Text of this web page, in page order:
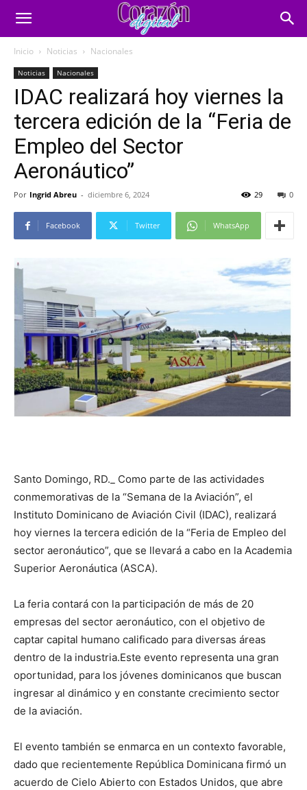
Inicio Noticias Nacionales
Noticias Nacionales
IDAC realizará hoy viernes la
tercera edición de la “Feria de
Empleo del Sector
Aeronáutico”
Por Ingrid Abreu - diciembre 6, 2024 0
29
Facebook Twitter WhatsApp
Santo Domingo, RD._ Como parte de las actividades
conmemorativas de la “Semana de la Aviación”, el
Instituto Dominicano de Aviación Civil (IDAC), realizará
hoy viernes la tercera edición de la “Feria de Empleo del
sector aeronáutico”, que se llevará a cabo en la Academia
Superior Aeronáutica (ASCA).
La feria contará con la participación de más de 20
empresas del sector aeronáutico, con el objetivo de
captar capital humano calificado para diversas áreas
dentro de la industria.Este evento representa una gran
oportunidad, para los jóvenes dominicanos que buscan
ingresar al dinámico y en constante crecimiento sector
de la aviación.
El evento también se enmarca en un contexto favorable,
dado que recientemente República Dominicana firmó un
acuerdo de Cielo Abierto con Estados Unidos, que abre